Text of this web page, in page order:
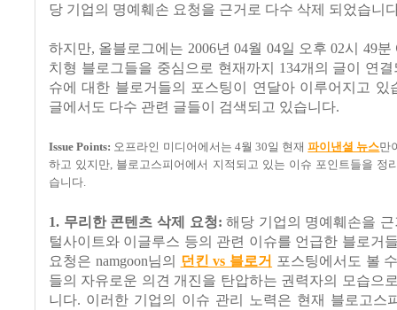
당 기업의 명예훼손 요청을 근거로 다수 삭제 되었습니
하지만, 올블로그에는 2006년 04월 04일 오후 02시 49
치형 블로그들을 중심으로 현재까지 134개의 글이 연
슈에 대한 블로거들의 포스팅이 연달아 이루어지고 있
글에서도 다수 관련 글들이 검색되고 있습니다.
Issue Points: 오프라인 미디어에서는 4월 30일 현재파이낸셜 뉴스만
하고 있지만, 블로고스피어에서 지적되고 있는 이슈 포인트들을 정
습니다.
1. 무리한 콘텐츠 삭제 요청: 해당 기업의 명예훼손을
털사이트와 이글루스 등의 관련 이슈를 언급한 블로거
요청은 namgoon님의
던킨 vs 블로거 포스팅에서도 볼
들의 자유로운 의견 개진을 탄압하는 권력자의 모습으
니다. 이러한 기업의 이슈 관리 노력은 현재 블로고스